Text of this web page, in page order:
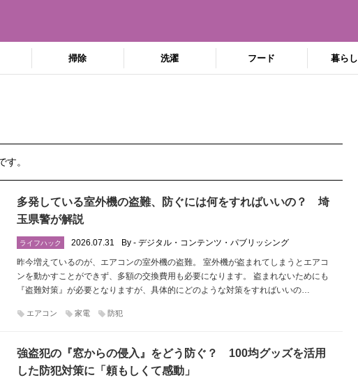
掃除 洗濯 フード 暮ら
す。
多発している室外機の盗難、防ぐには何をすればいいの？ 埼
玉県警が解説
ライフハック 2026.07.31
By - デジタル・コンテンツ・パブリッシング
昨今増えているのが、エアコンの室外機の盗難。 室外機が盗まれてしまうとエアコ
ンを動かすことができず、多額の交換費用も必要になります。 盗まれないためにも
『盗難対策』が必要となりますが、具体的にどのような対策をすればいいの…
エアコン 家電 防犯
強盗犯の『窓からの侵入』をどう防ぐ？ 100均グッズを活用
した防犯対策に「頼もしくて感動」